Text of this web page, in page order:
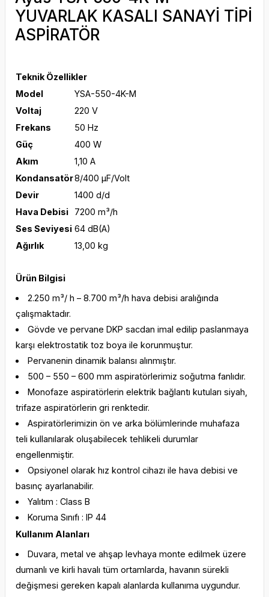
YUVARLAK KASALI SANAYİ TİPİ
ASPİRATÖR
Teknik Özellikler
Model
YSA-550-4K-M
Voltaj
220 V
Frekans
50 Hz
Güç
400 W
Akım
1,10 A
Kondansatör8/400 μF/Volt
Devir
1400 d/d
Hava Debisi
7200 m³/h
Ses Seviyesi 64 dB(A)
Ağırlık
13,00 kg
Ürün Bilgisi
2.250 m³/ h – 8.700 m³/h hava debisi aralığında
çalışmaktadır.
Gövde ve pervane DKP sacdan imal edilip paslanmaya
karşı elektrostatik toz boya ile korunmuştur.
Pervanenin dinamik balansı alınmıştır.
500 – 550 – 600 mm aspiratörlerimiz soğutma fanlıdır.
Monofaze aspiratörlerin elektrik bağlantı kutuları siyah,
trifaze aspiratörlerin gri renktedir.
Aspiratörlerimizin ön ve arka bölümlerinde muhafaza
teli kullanılarak oluşabilecek tehlikeli durumlar
engellenmiştir.
Opsiyonel olarak hız kontrol cihazı ile hava debisi ve
basınç ayarlanabilir.
Yalıtım : Class B
Koruma Sınıfı : IP 44
Kullanım Alanları
Duvara, metal ve ahşap levhaya monte edilmek üzere
dumanlı ve kirli havalı tüm ortamlarda, havanın sürekli
değişmesi gereken kapalı alanlarda kullanıma uygundur.